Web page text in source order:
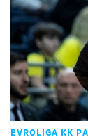
EVROLIGA KK